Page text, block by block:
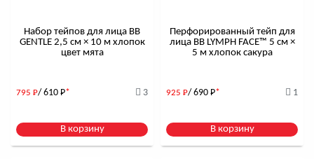
Набор тейпов для лица BB
GENTLE 2,5 см × 10 м хлопок
цвет мята
795 Р/ 610 Р* 3
В корзину
Перфорированный тейп для
лица BB LYMPH FACE™ 5 см ×
5 м хлопок сакура
925 Р/ 690 Р* 1
В корзину